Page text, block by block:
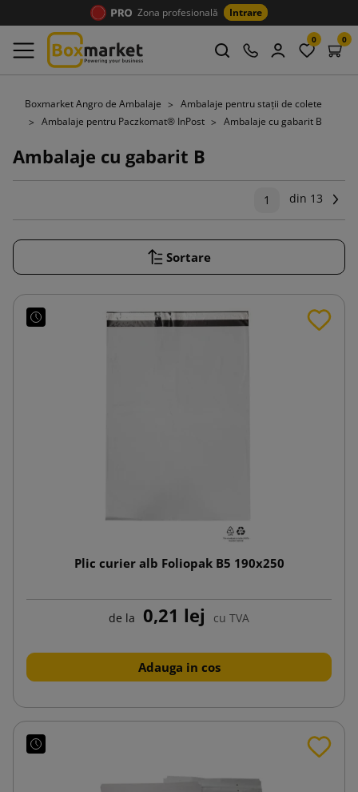
Zona profesională Intrare
0 0
Boxmarket Angro de Ambalaje
Ambalaje pentru stații de colete
Ambalaje pentru Paczkomat® InPost
Ambalaje cu gabarit B
Ambalaje cu gabarit B
1 din 13
Sortare
Plic curier alb Foliopak B5 190x250
de la 0,21 lej cu TVA
Adauga in cos